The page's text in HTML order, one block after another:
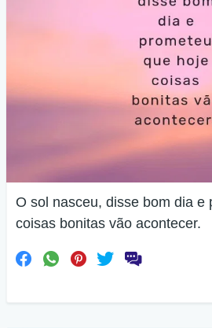
O sol nasceu, disse bom dia e
coisas bonitas vão acontecer.